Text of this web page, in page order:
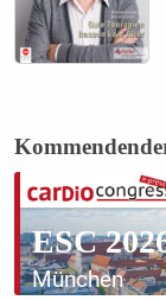
ESC
München